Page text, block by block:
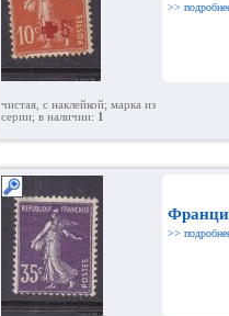
>>
чистая, с наклейкой; марка из
серии; в наличии: 1
>>